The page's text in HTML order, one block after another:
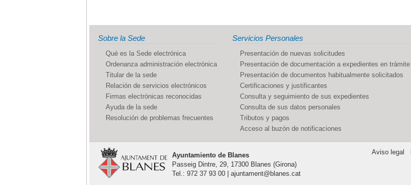
Sobre la Sede
Qué es la Sede electrónica
Ordenanza administración electrónica
Titular de la sede
Relación de servicios electrónicos
Firmas electrónicas reconocidas
Ayuda de la sede
Resolución de problemas frecuentes
Servicios Personales
Presentación de nuevas solicitudes
Presentación de documentación a expedientes en trámite
Presentación de documentos habitualmente solicitados
Certificaciones y justificantes
Consulta y seguimiento de sus expedientes
Consulta de sus datos personales
Tributos y pagos
Acceso al buzón de notificaciones
Ayuntamiento de Blanes
Passeig Dintre, 29, 17300 Blanes (Girona)
Tel.: 972 37 93 00 | ajuntament@blanes.cat
Aviso legal